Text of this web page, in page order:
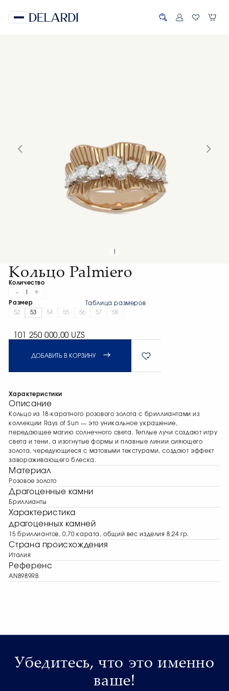
Кольцо Palmiero
Количество
- +
Размер
Таблица размеров
52
53 54 55 56 57 58
101 250 000,00 UZS
ДОБАВИТЬ В КОРЗИНУ
Характеристики
Описание
Кольцо из 18-каратного розового золота с бриллиантами из
коллекции Rays of Sun — это уникальное украшение,
передающее магию солнечного света. Теплые лучи создают игру
света и тени, а изогнутые формы и плавные линии сияющего
золота, чередующиеся с матовыми текстурами, создают эффект
завораживающего блеска.
Материал
Розовое золото
Драгоценные камни
Бриллианты
Характеристика
драгоценных камней
15 бриллиантов, 0,70 карата, общий вес изделия 8,24 гр.
Страна происхождения
Италия
Референс
AN8989RB
Убедитесь, что это именно
ваше!